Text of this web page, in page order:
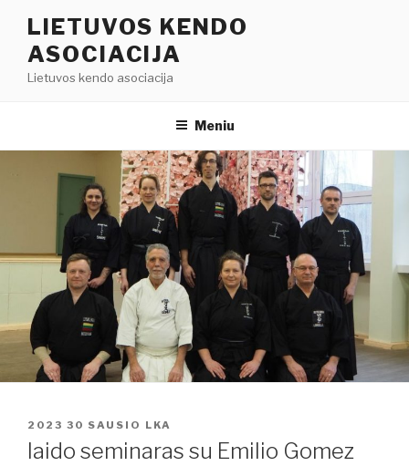
turinio
LIETUVOS KENDO
ASOCIACIJA
Lietuvos kendo asociacija
Meniu
PASKELBTA
2023 30 SAUSIO LKA
Iaido seminaras su Emilio Gomez